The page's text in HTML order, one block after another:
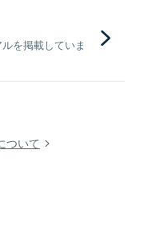
を掲載していま
ついて